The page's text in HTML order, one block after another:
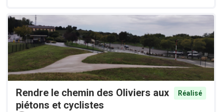
Rendre le chemin des Oliviers aux
piétons et cyclistes
Réalisé